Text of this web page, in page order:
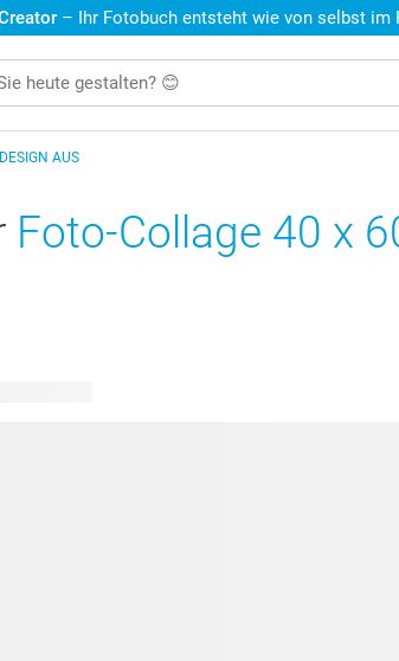
– Ihr Fotobuch entsteht wie von selbst im
AUS
Foto-Collage 40 x